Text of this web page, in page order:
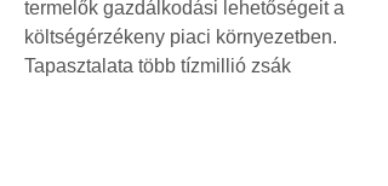
termelők gazdálkodási lehetőségeit a
költségérzékeny piaci környezetben.
Tapasztalata több tízmillió zsák